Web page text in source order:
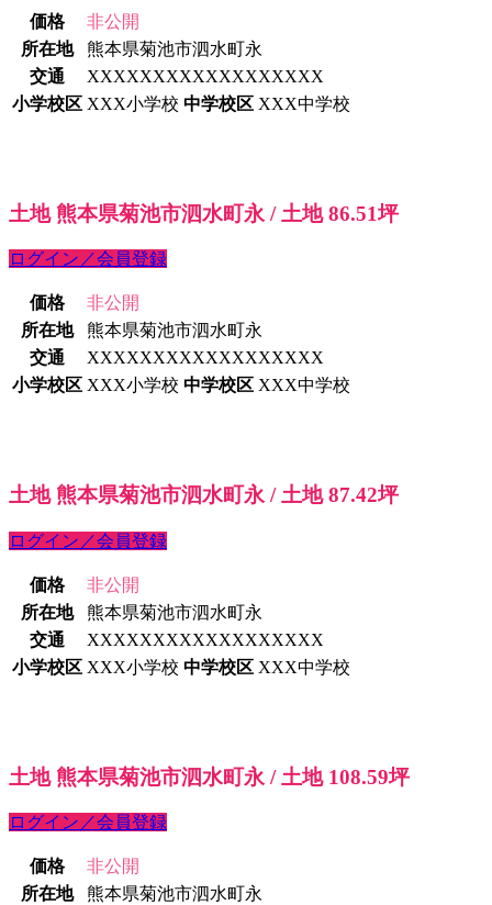
価格
非公開
所在地
熊本県菊池市泗水町永
交通
XXXXXXXXXXXXXXXXXX
小学校区 XXX小学校 中学校区 XXX中学校
土地 熊本県菊池市泗水町永 / 土地 86.51坪
ログイン／会員登録
価格
非公開
所在地
熊本県菊池市泗水町永
交通
XXXXXXXXXXXXXXXXXX
小学校区 XXX小学校 中学校区 XXX中学校
土地 熊本県菊池市泗水町永 / 土地 87.42坪
ログイン／会員登録
価格
非公開
所在地
熊本県菊池市泗水町永
交通
XXXXXXXXXXXXXXXXXX
小学校区 XXX小学校 中学校区 XXX中学校
土地 熊本県菊池市泗水町永 / 土地 108.59坪
ログイン／会員登録
価格
非公開
所在地
熊本県菊池市泗水町永